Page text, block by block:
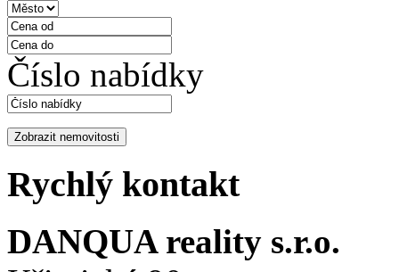
Číslo nabídky
Rychlý kontakt
DANQUA reality s.r.o.